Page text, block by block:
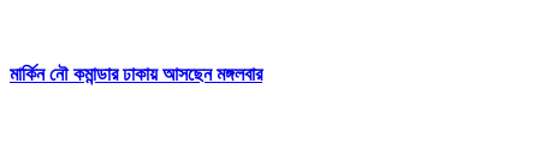
মার্কিন নৌ কমান্ডার ঢাকায় আসছেন মঙ্গলবার